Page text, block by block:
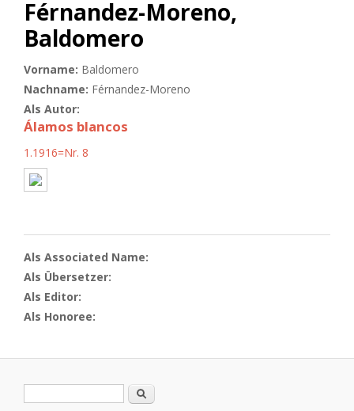
Férnandez-Moreno,
Baldomero
Vorname: Baldomero
Nachname: Férnandez-Moreno
Als Autor:
Álamos blancos
1.1916=Nr. 8
Als Associated Name:
Als Übersetzer:
Als Editor:
Als Honoree:
Suche